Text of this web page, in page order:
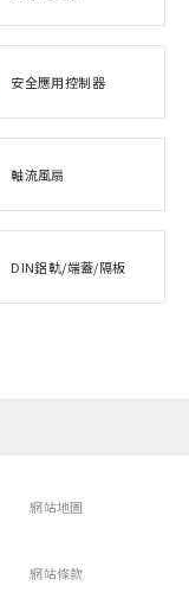
安全應用控制器
軸流風扇
DIN鋁軌/端蓋/隔板
網站地圖
網站條款